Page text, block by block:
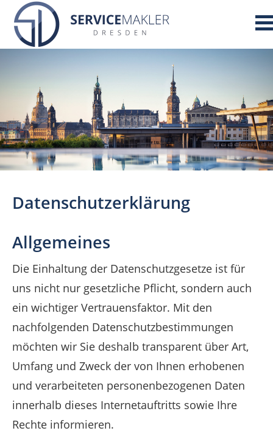
Datenschutzerklärung
Allgemeines
Die Einhaltung der Datenschutzgesetze ist für
uns nicht nur gesetzliche Pflicht, sondern auch
ein wichtiger Vertrauensfaktor. Mit den
nachfolgenden Datenschutzbestimmungen
möchten wir Sie deshalb transparent über Art,
Umfang und Zweck der von Ihnen erhobenen
und verarbeiteten personenbezogenen Daten
innerhalb dieses Internetauftritts sowie Ihre
Rechte informieren.